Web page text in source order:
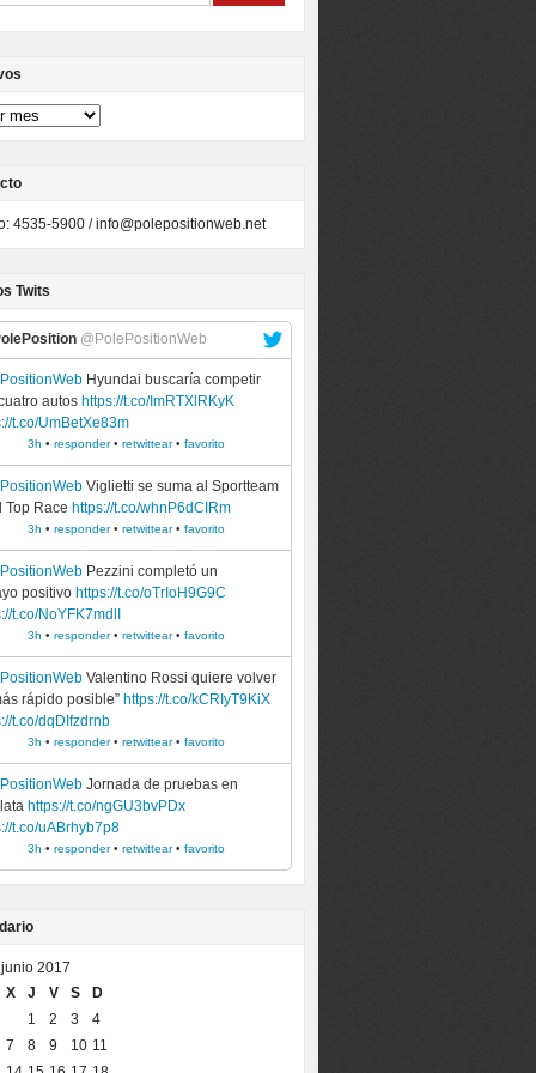
4535-5900 /info@polepositionweb.net
Twits
@PolePositionWeb
Hyundai buscaría competir
autos https://t.co/ImRTXlRKyK
t.co/UmBetXe83m
3h • responder• retwittear• favorito
Viglietti se suma al Sportteam
Top Race https://t.co/whnP6dCIRm
3h • responder• retwittear• favorito
Pezzini completó un
positivo https://t.co/oTrIoH9G9C
t.co/NoYFK7mdlI
3h • responder• retwittear• favorito
Valentino Rossi quiere volver
rápido posible” https://t.co/kCRIyT9KiX
t.co/dqDIfzdrnb
3h • responder• retwittear• favorito
Jornada de pruebas en
https://t.co/ngGU3bvPDx
t.co/uABrhyb7p8
3h • responder• retwittear• favorito
junio 2017
X
J V S
D
1
2 3
4
7
8 9 10 11